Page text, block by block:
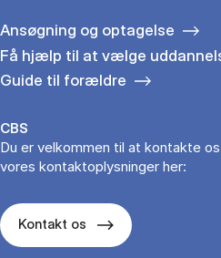
Ansøgning og optagelse
Få hjælp til at vælge
Guide til forældre
CBS
Du er velkommen til at kontakte
vores kontaktoplysninger her:
Kontakt os